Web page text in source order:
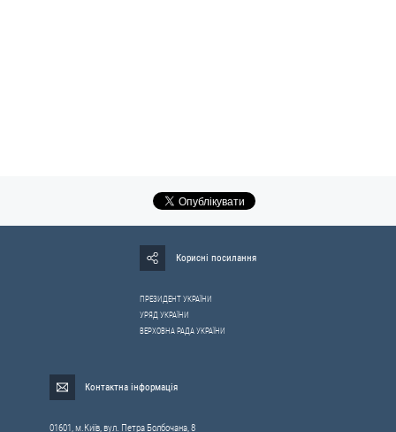
Корисні посилання
ПРЕЗИДЕНТ УКРАЇНИ
УРЯД УКРАЇНИ
ВЕРХОВНА РАДА УКРАЇНИ
Контактна інформація
01601, м.Київ, вул. Петра Болбочана, 8